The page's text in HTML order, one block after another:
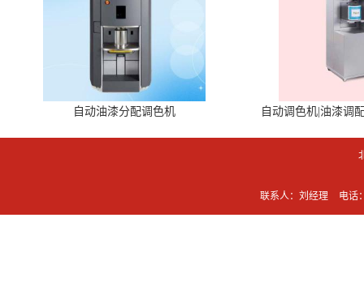
自动油漆分配调色机 自动调色机|油漆调
联系人：刘经理 电话